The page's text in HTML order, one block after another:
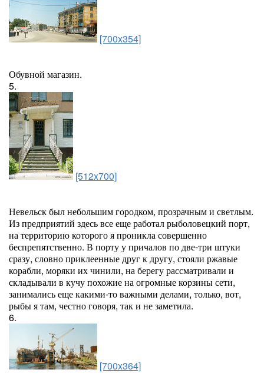
[700x354]
Обувной магазин.
5.
[512x700]
Невельск был небольшим городком, прозрачным и светлым.
Из предприятий здесь все еще работал рыболовецкий порт,
на территорию которого я проникла совершенно
беспрепятственно. В порту у причалов по две-три штуки
сразу, словно приклеенные друг к другу, стояли ржавые
корабли, моряки их чинили, на берегу рассматривали и
складывали в кучу похожие на огромные корзины сети,
занимались еще какими-то важными делами, только, вот,
рыбы я там, честно говоря, так и не заметила.
6.
[700x364]